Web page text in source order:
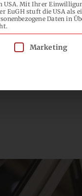
Video
USA. Mit Ihrer
EuGH stuft die USA
Daten in
erteilt
Marketing